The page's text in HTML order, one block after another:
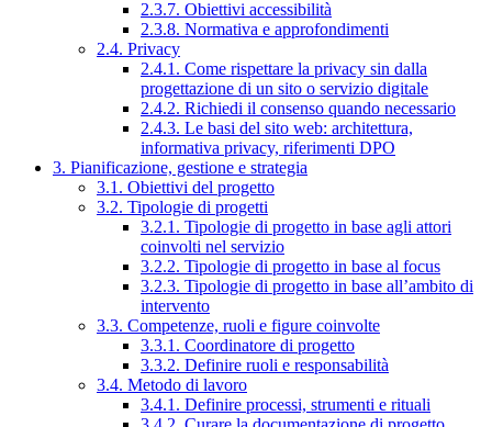
2.3.7. Obiettivi accessibilità
2.3.8. Normativa e approfondimenti
2.4. Privacy
2.4.1. Come rispettare la privacy sin dalla
progettazione di un sito o servizio digitale
2.4.2. Richiedi il consenso quando necessario
2.4.3. Le basi del sito web: architettura,
informativa privacy, riferimenti DPO
3. Pianificazione, gestione e strategia
3.1. Obiettivi del progetto
3.2. Tipologie di progetti
3.2.1. Tipologie di progetto in base agli attori
coinvolti nel servizio
3.2.2. Tipologie di progetto in base al focus
3.2.3. Tipologie di progetto in base all’ambito di
intervento
3.3. Competenze, ruoli e figure coinvolte
3.3.1. Coordinatore di progetto
3.3.2. Definire ruoli e responsabilità
3.4. Metodo di lavoro
3.4.1. Definire processi, strumenti e rituali